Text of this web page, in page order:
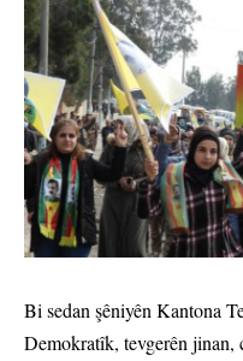
Bi sedan şêniyên Kantona
Demokratîk, tevgerên jinan,